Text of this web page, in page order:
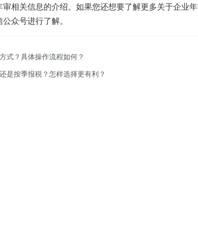
相关信息的介绍。如果您还想要了解更多关于企业
众号进行了解。
式？具体操作流程如何？
是按季报税？怎样选择更有利？